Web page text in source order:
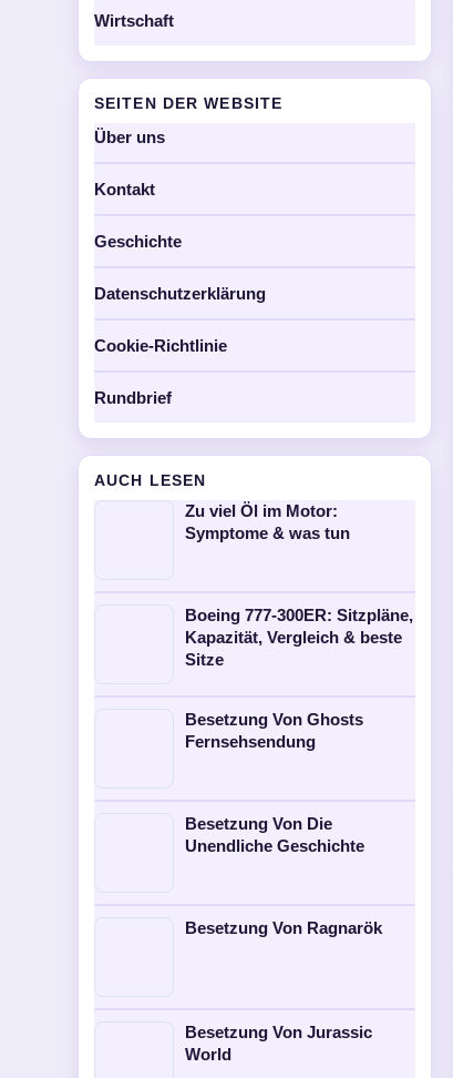
Wirtschaft
SEITEN DER WEBSITE
Über uns
Kontakt
Geschichte
Datenschutzerklärung
Cookie-Richtlinie
Rundbrief
AUCH LESEN
Zu viel Öl im Motor:
Symptome & was tun
Boeing 777-300ER: Sitzpläne,
Kapazität, Vergleich & beste
Sitze
Besetzung Von Ghosts
Fernsehsendung
Besetzung Von Die
Unendliche Geschichte
Besetzung Von Ragnarök
Besetzung Von Jurassic
World